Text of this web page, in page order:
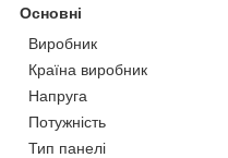
Основні
Виробник
Країна виробник
Напруга
Потужність
Тип панелі